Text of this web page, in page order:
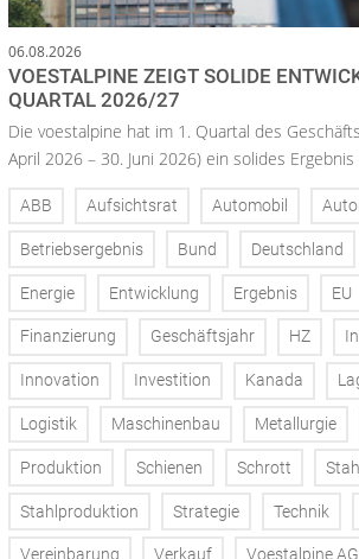
06.08.2026
VOESTALPINE ZEIGT SOLIDE
QUARTAL 2026/27
Die voestalpine hat im 1. Quartal des
April 2026 – 30. Juni 2026) ein solides
ABB Aufsichtsrat Automobil
Betriebsergebnis Bund Deutschland
Energie Entwicklung Ergebnis EU
Finanzierung Geschäftsjahr HZ
Innovation Investition Kanada
Logistik Maschinenbau Metallurgie
Produktion Schienen Schrott Stahl
Stahlproduktion Strategie Technik